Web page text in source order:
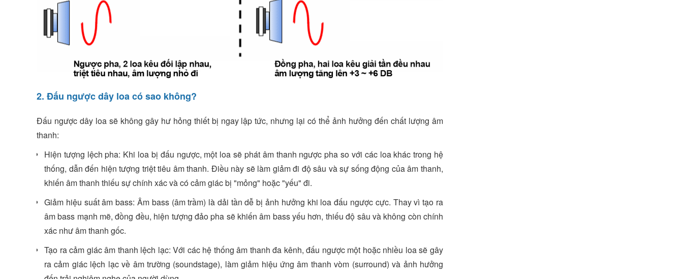
2. Đấu ngược dây loa có sao không?
Đấu ngược dây loa sẽ không gây hư hỏng thiết bị ngay lập tức, nhưng lại có thể ảnh hưởng đến chất lượng âm
thanh:
Hiện tượng lệch pha: Khi loa bị đấu ngược, một loa sẽ phát âm thanh ngược pha so với các loa khác trong hệ
thống, dẫn đến hiện tượng triệt tiêu âm thanh. Điều này sẽ làm giảm đi độ sâu và sự sống động của âm thanh,
khiến âm thanh thiếu sự chính xác và có cảm giác bị "mỏng" hoặc "yếu" đi.
Giảm hiệu suất âm bass: Âm bass (âm trầm) là dải tần dễ bị ảnh hưởng khi loa đấu ngược cực. Thay vì tạo ra
âm bass mạnh mẽ, đồng đều, hiện tượng đảo pha sẽ khiến âm bass yếu hơn, thiếu độ sâu và không còn chính
xác như âm thanh gốc.
Tạo ra cảm giác âm thanh lệch lạc: Với các hệ thống âm thanh đa kênh, đấu ngược một hoặc nhiều loa sẽ gây
ra cảm giác lệch lạc về âm trường (soundstage), làm giảm hiệu ứng âm thanh vòm (surround) và ảnh hưởng